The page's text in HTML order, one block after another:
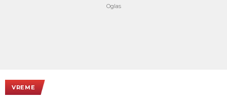
VREME